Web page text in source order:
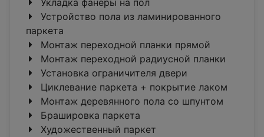
Укладка фанеры на пол
Устройство пола из ламинированного
паркета
Монтаж переходной планки прямой
Монтаж переходной радиусной планки
Установка ограничителя двери
Циклевание паркета + покрытие лаком
Монтаж деревянного пола со шпунтом
Брашировка паркета
Художественный паркет